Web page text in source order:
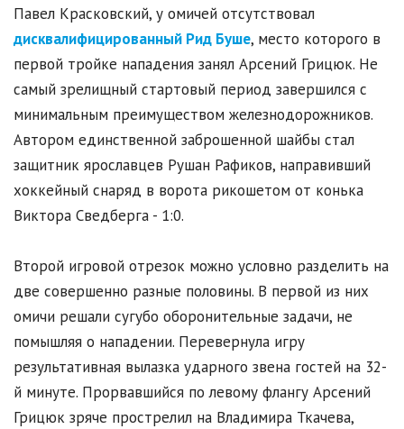
Павел Красковский, у омичей отсутствовал
дисквалифицированный Рид Буше, место которого в
первой тройке нападения занял Арсений Грицюк. Не
самый зрелищный стартовый период завершился с
минимальным преимуществом железнодорожников.
Автором единственной заброшенной шайбы стал
защитник ярославцев Рушан Рафиков, направивший
хоккейный снаряд в ворота рикошетом от конька
Виктора Сведберга - 1:0.
Второй игровой отрезок можно условно разделить на
две совершенно разные половины. В первой из них
омичи решали сугубо оборонительные задачи, не
помышляя о нападении. Перевернула игру
результативная вылазка ударного звена гостей на 32-
й минуте. Прорвавшийся по левому флангу Арсений
Грицюк зряче прострелил на Владимира Ткачева,